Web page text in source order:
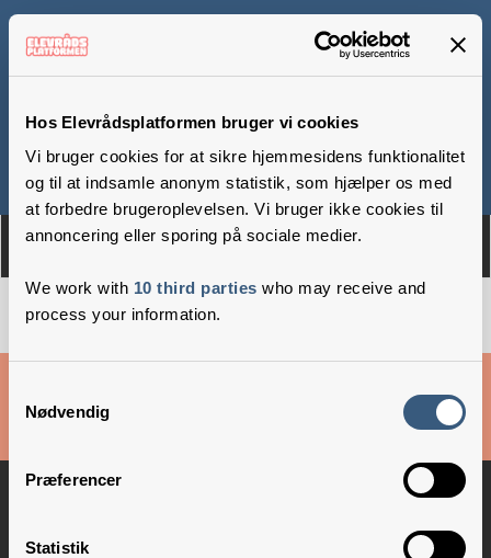
Hos Elevrådsplatformen bruger vi cookies
Vi bruger cookies for at sikre hjemmesidens funktionalitet
og til at indsamle anonym statistik, som hjælper os med
at forbedre brugeroplevelsen. Vi bruger ikke cookies til
annoncering eller sporing på sociale medier.
We work with 10 third parties who may receive and
process your information.
Nødvendig
Præferencer
Statistik
Om Medlemmer